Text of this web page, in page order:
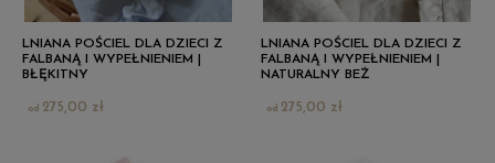
LNIANA POŚCIEL DLA DZIECI Z
FALBANĄ I WYPEŁNIENIEM |
BŁĘKITNY
275,00 zł
LNIANA POŚCIEL DLA DZIECI Z
FALBANĄ I WYPEŁNIENIEM |
NATURALNY BEŻ
275,00 zł